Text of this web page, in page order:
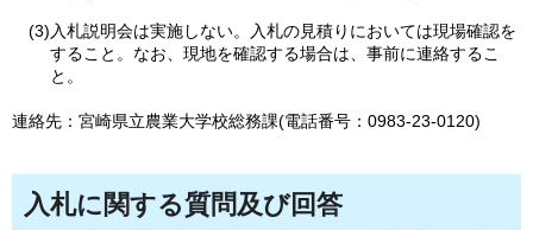
(3)入札説明会は実施しない。入札の見積りにおいては現場確認を
すること。なお、現地を確認する場合は、事前に連絡するこ
と。
連絡先：宮崎県立農業大学校総務課(電話番号：0983-23-0120)
入札に関する質問及び回答